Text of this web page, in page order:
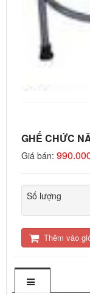
GHẾ CHỨC
Giá bán:
Số lượng
Thêm vào